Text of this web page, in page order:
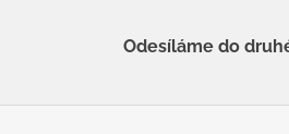
Odesíláme do